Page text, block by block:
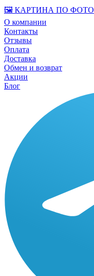
🖼️ КАРТИНА ПО ФОТО
О компании
Контакты
Отзывы
Оплата
Доставка
Обмен и возврат
Акции
Блог